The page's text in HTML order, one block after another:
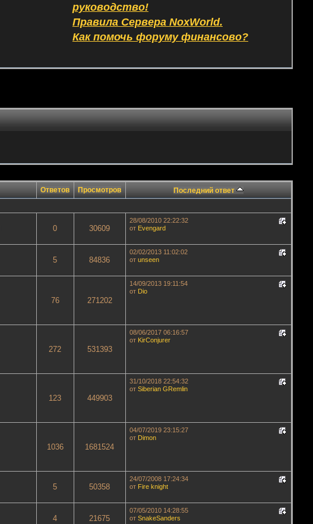
руководство!
Правила Сервера NoxWorld.
Как помочь форуму финансово?
Ответов Просмотров Последний ответ
0 30609
28/08/2010 22:22:32
от Evengard
5 84836
02/02/2013 11:02:02
отunseen
76 271202
14/09/2013 19:11:54
от Dio
272 531393
08/06/2017 06:16:57
от KirConjurer
123 449903
31/10/2018 22:54:32
отSiberian GRemlin
1036 1681524
04/07/2019 23:15:27
от Dimon
5 50358
24/07/2008 17:24:34
от Fire knight
4 21675
07/05/2010 14:28:55
отSnakeSanders